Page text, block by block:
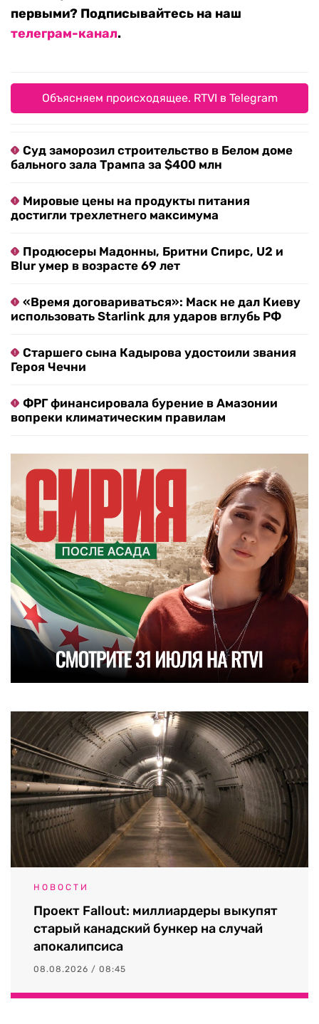
первыми? Подписывайтесь на наш
телеграм-канал.
Объясняем происходящее. RTVI в Telegram
Суд заморозил строительство в Белом доме
бального зала Трампа за $400 млн
Мировые цены на продукты питания
достигли трехлетнего максимума
Продюсеры Мадонны, Бритни Спирс, U2 и
Blur умер в возрасте 69 лет
«Время договариваться»: Маск не дал Киеву
использовать Starlink для ударов вглубь РФ
Старшего сына Кадырова удостоили звания
Героя Чечни
ФРГ финансировала бурение в Амазонии
вопреки климатическим правилам
НОВОСТИ
Проект Fallout: миллиардеры выкупят
старый канадский бункер на случай
апокалипсиса
08.08.2026 / 08:45